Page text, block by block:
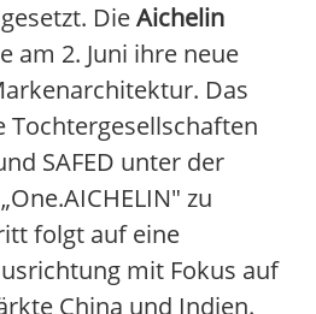
DieAichelin
am 2. Juni ihre neue
Das
Tochtergesellschaften
SAFED unter der
zu
folgt auf eine
mit Fokus auf
China und Indien.